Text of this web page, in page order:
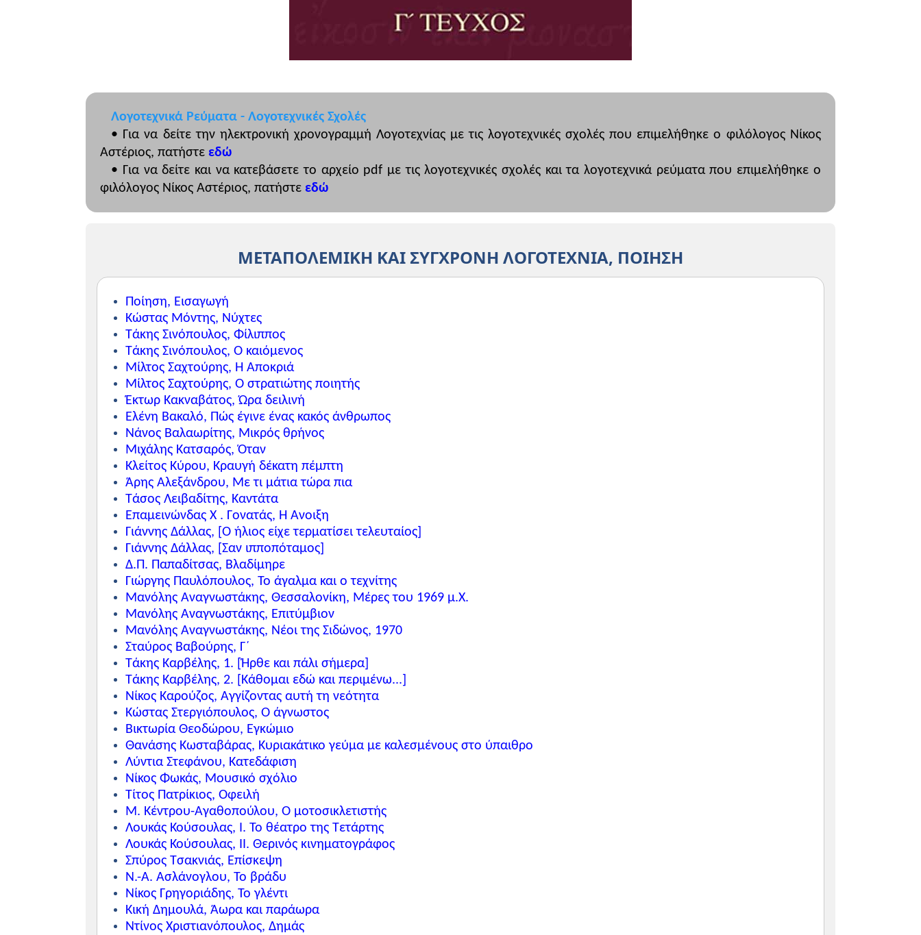
Λογοτεχνικά Ρεύματα - Λογοτεχνικές Σχολές
• Για να δείτε την ηλεκτρονική χρονογραμμή Λογοτεχνίας με τις λογοτεχνικές σχολές που επιμελήθηκε ο φιλόλογος Νίκος
Αστέριος, πατήστε εδώ
• Για να δείτε και να κατεβάσετε το αρχείο pdf με τις λογοτεχνικές σχολές και τα λογοτεχνικά ρεύματα που επιμελήθηκε ο
φιλόλογος Νίκος Αστέριος, πατήστε εδώ
ΜΕΤΑΠΟΛΕΜΙΚΗ ΚΑΙ ΣΥΓΧΡΟΝΗ ΛΟΓΟΤΕΧΝΙΑ, ΠΟΙΗΣΗ
Ποίηση, Εισαγωγή
Κώστας Μόντης, Νύχτες
Τάκης Σινόπουλος, Φίλιππος
Τάκης Σινόπουλος, Ο καιόμενος
Μίλτος Σαχτούρης, Η Αποκριά
Μίλτος Σαχτούρης, Ο στρατιώτης ποιητής
Έκτωρ Κακναβάτος, Ώρα δειλινή
Ελένη Βακαλό, Πώς έγινε ένας κακός άνθρωπος
Νάνος Βαλαωρίτης, Μικρός θρήνος
Μιχάλης Κατσαρός, Όταν
Κλείτος Κύρου, Κραυγή δέκατη πέμπτη
Άρης Αλεξάνδρου, Με τι μάτια τώρα πια
Τάσος Λειβαδίτης, Καντάτα
Επαμεινώνδας Χ . Γονατάς, Η Άνοιξη
Γιάννης Δάλλας, [Ο ήλιος είχε τερματίσει τελευταίος]
Γιάννης Δάλλας, [Σαν ιπποπόταμος]
Δ.Π. Παπαδίτσας, Βλαδίμηρε
Γιώργης Παυλόπουλος, Το άγαλμα και ο τεχνίτης
Μανόλης Αναγνωστάκης, Θεσσαλονίκη, Μέρες του 1969 μ.Χ.
Μανόλης Αναγνωστάκης, Επιτύμβιον
Μανόλης Αναγνωστάκης, Νέοι της Σιδώνος, 1970
Σταύρος Βαβούρης, Γ΄
Τάκης Καρβέλης, 1. [Ήρθε και πάλι σήμερα]
Τάκης Καρβέλης, 2. [Κάθομαι εδώ και περιμένω...]
Νίκος Καρούζος, Αγγίζοντας αυτή τη νεότητα
Κώστας Στεργιόπουλος, Ο άγνωστος
Βικτωρία Θεοδώρου, Εγκώμιο
Θανάσης Κωσταβάρας, Κυριακάτικο γεύμα με καλεσμένους στο ύπαιθρο
Λύντια Στεφάνου, Κατεδάφιση
Νίκος Φωκάς, Μουσικό σχόλιο
Τίτος Πατρίκιος, Οφειλή
Μ. Κέντρου-Αγαθοπούλου, Ο μοτοσικλετιστής
Λουκάς Κούσουλας, Ι. Το θέατρο της Τετάρτης
Λουκάς Κούσουλας, ΙΙ. Θερινός κινηματογράφος
Σπύρος Τσακνιάς, Επίσκεψη
Ν.-Α. Ασλάνογλου, Το βράδυ
Νίκος Γρηγοριάδης, Το γλέντι
Κική Δημουλά, Άωρα και παράωρα
Ντίνος Χριστιανόπουλος, Δημάς